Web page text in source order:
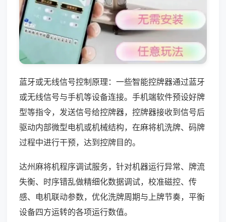
蓝牙或无线信号控制原理：一些智能控牌器通过蓝牙
或无线信号与手机等设备连接。手机端软件预设好牌
型等指令，发送信号给控牌器，控牌器接收到信号后
驱动内部微型电机或机械结构，在麻将机洗牌、码牌
过程中进行干预，达到控牌目的。
达州麻将机程序调试服务，针对机器运行异常、牌流
失衡、时序错乱做精细化数据调试，校准磁控、传
感、电机联动参数，优化洗牌周期与上牌节奏，平衡
设备四方运转的各项运行数值。